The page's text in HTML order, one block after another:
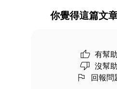
你覺得這篇文
有幫助
沒幫助
回報問